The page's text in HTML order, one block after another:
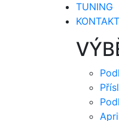
TUNING
KONTAKT